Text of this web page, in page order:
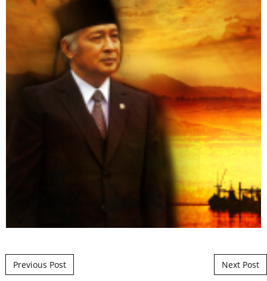
Post navigation
Previous Post Next Post